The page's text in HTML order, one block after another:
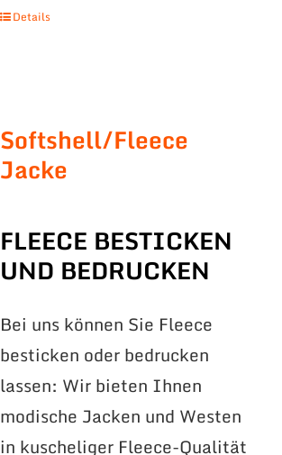
Details
Softshell/Fleece
Jacke
FLEECE BESTICKEN
UND BEDRUCKEN
Bei uns können Sie Fleece
besticken oder bedrucken
lassen: Wir bieten Ihnen
modische Jacken und Westen
in kuscheliger Fleece-Qualität